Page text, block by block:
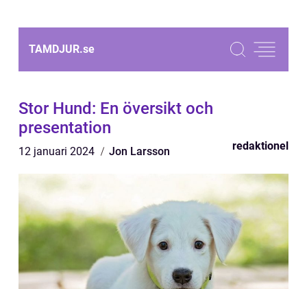
TAMDJUR.se
Stor Hund: En översikt och
presentation
12 januari 2024 Jon Larsson redaktionel